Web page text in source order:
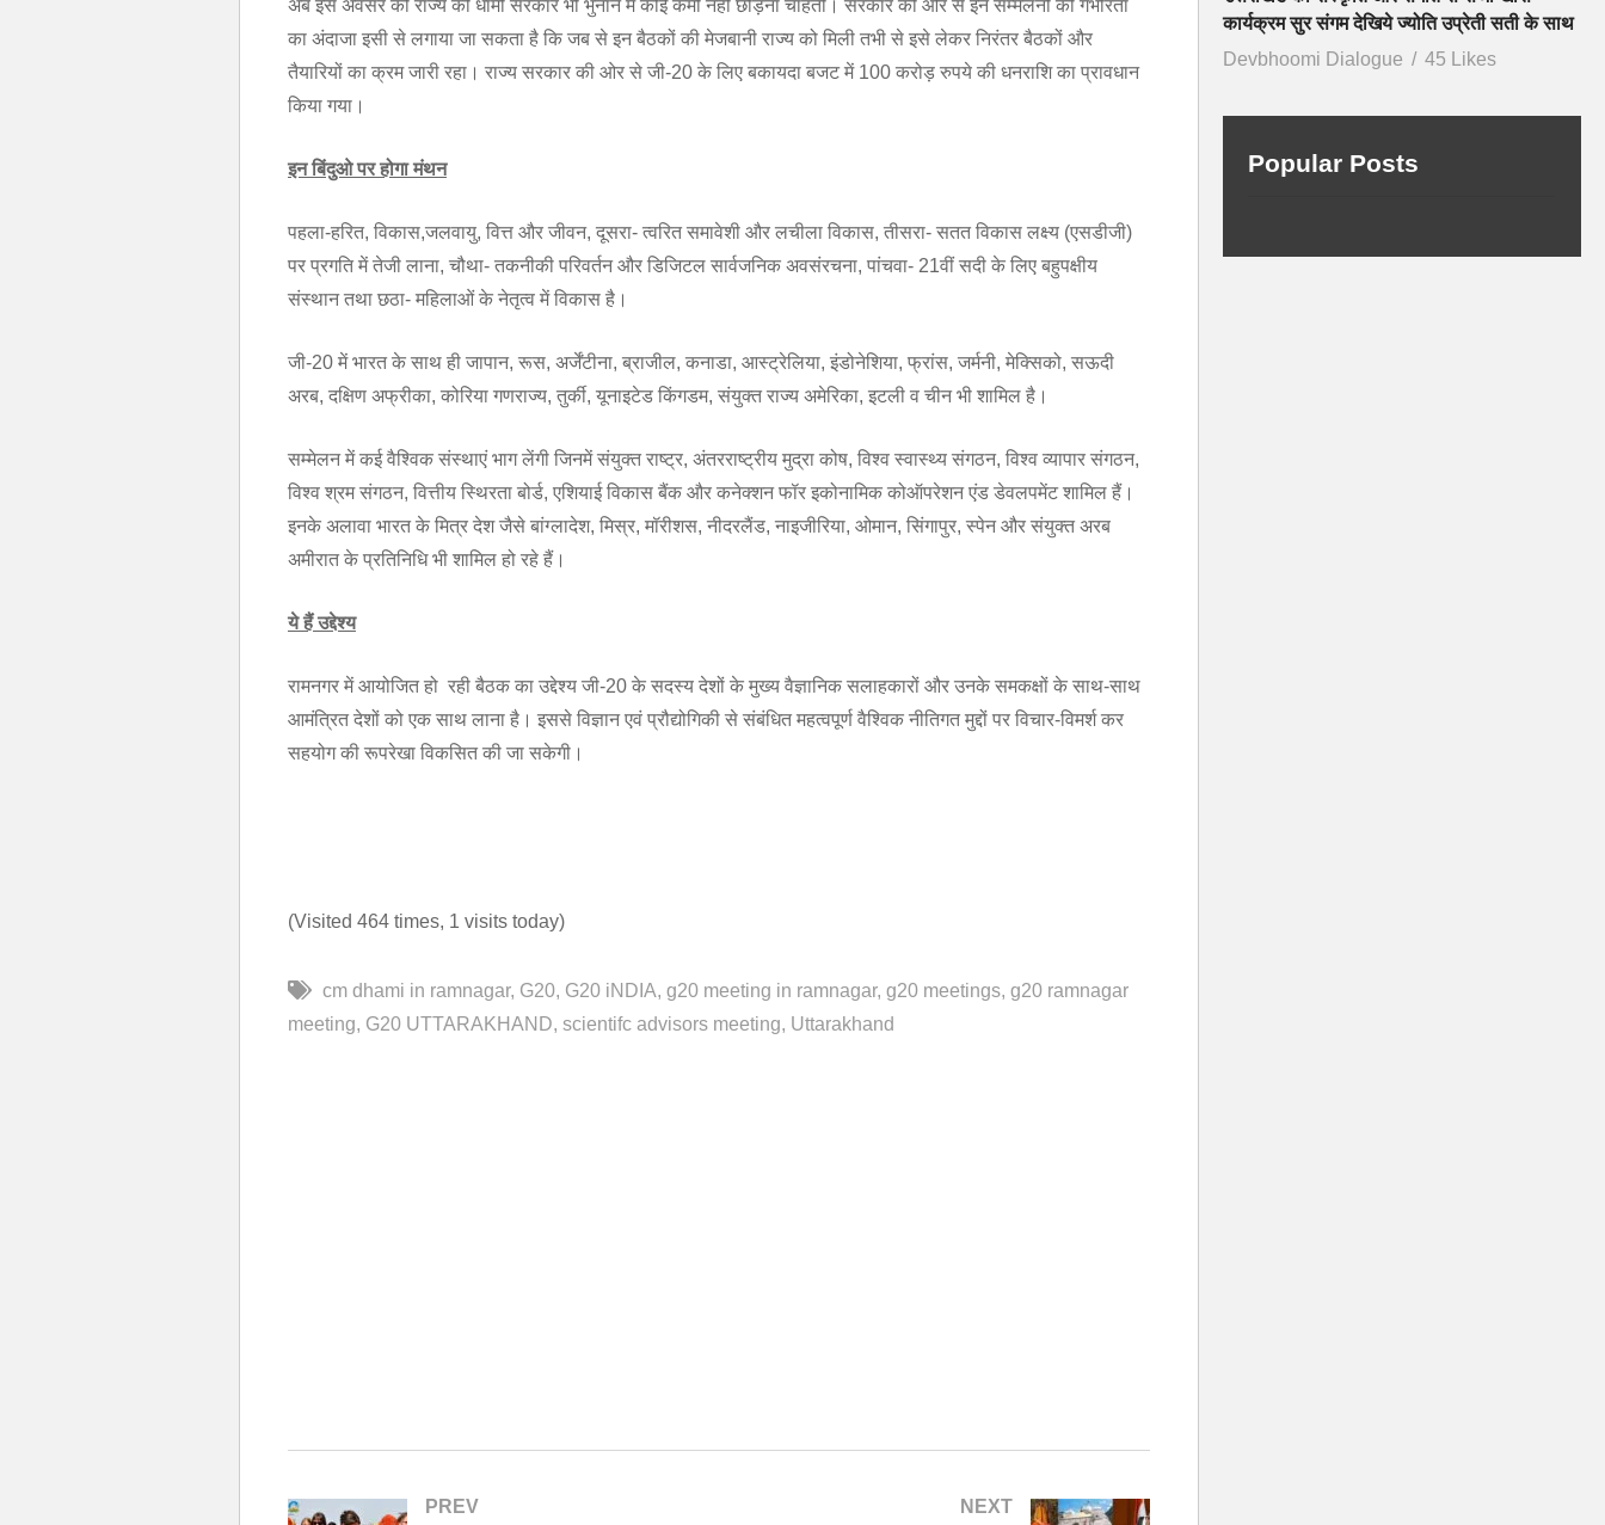
अब इस अवसर को राज्य की धामी सरकार भी भुनाने में कोई कमी नहीं छोड़ना चाहती। सरकार की ओर से इन सम्मेलनों की गंभीरता
का अंदाजा इसी से लगाया जा सकता है कि जब से इन बैठकों की मेजबानी राज्य को मिली तभी से इसे लेकर निरंतर बैठकों और
तैयारियों का क्रम जारी रहा। राज्य सरकार की ओर से जी-20 के लिए बकायदा बजट में 100 करोड़ रुपये की धनराशि का प्रावधान
किया गया।
इन बिंदुओ पर होगा मंथन
पहला-हरित, विकास,जलवायु, वित्त और जीवन, दूसरा- त्वरित समावेशी और लचीला विकास, तीसरा- सतत विकास लक्ष्य (एसडीजी)
पर प्रगति में तेजी लाना, चौथा- तकनीकी परिवर्तन और डिजिटल सार्वजनिक अवसंरचना, पांचवा- 21वीं सदी के लिए बहुपक्षीय
संस्थान तथा छठा- महिलाओं के नेतृत्व में विकास है।
जी-20 में भारत के साथ ही जापान, रूस, अर्जेंटीना, ब्राजील, कनाडा, आस्ट्रेलिया, इंडोनेशिया, फ्रांस, जर्मनी, मेक्सिको, सऊदी
अरब, दक्षिण अफ्रीका, कोरिया गणराज्य, तुर्की, यूनाइटेड किंगडम, संयुक्त राज्य अमेरिका, इटली व चीन भी शामिल है।
सम्मेलन में कई वैश्विक संस्थाएं भाग लेंगी जिनमें संयुक्त राष्ट्र, अंतरराष्ट्रीय मुद्रा कोष, विश्व स्वास्थ्य संगठन, विश्व व्यापार संगठन,
विश्व श्रम संगठन, वित्तीय स्थिरता बोर्ड, एशियाई विकास बैंक और कनेक्शन फॉर इकोनामिक कोऑपरेशन एंड डेवलपमेंट शामिल हैं।
इनके अलावा भारत के मित्र देश जैसे बांग्लादेश, मिस्र, मॉरीशस, नीदरलैंड, नाइजीरिया, ओमान, सिंगापुर, स्पेन और संयुक्त अरब
अमीरात के प्रतिनिधि भी शामिल हो रहे हैं।
ये हैं उद्देश्य
रामनगर में आयोजित हो रही बैठक का उद्देश्य जी-20 के सदस्य देशों के मुख्य वैज्ञानिक सलाहकारों और उनके समकक्षों के साथ-साथ
आमंत्रित देशों को एक साथ लाना है। इससे विज्ञान एवं प्रौद्योगिकी से संबंधित महत्वपूर्ण वैश्विक नीतिगत मुद्दों पर विचार-विमर्श कर
सहयोग की रूपरेखा विकसित की जा सकेगी।
(Visited 464 times, 1 visits today)
cm dhami in ramnagar G20 G20 iNDIA g20 meeting in ramnagar g20 meetings g20 ramnagar
meeting G20 UTTARAKHAND scientifc advisors meeting Uttarakhand
PREV NEXT
कार्यक्रम सुर संगम देखिये ज्योति उप्रेती सती के साथ
Devbhoomi Dialogue
45 Likes
Popular Posts